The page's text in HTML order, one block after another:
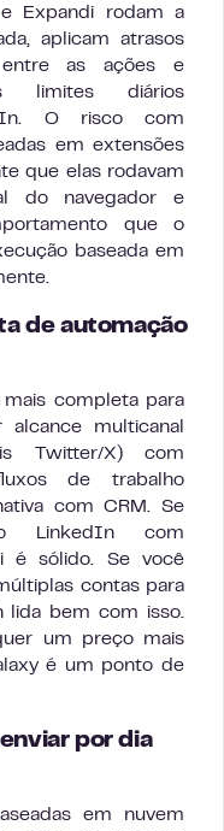
e Expandi rodam a
aplicam atrasos
entre as ações e
limites diários
O risco com
em extensões
que elas rodavam
do navegador e
que o
baseada em
de automação
mais completa para
multicanal
Twitter/X) com
de trabalho
com CRM. Se
LinkedIn com
é sólido. Se você
contas para
lida bem com isso.
um preço mais
é um ponto de
por dia
em nuvem